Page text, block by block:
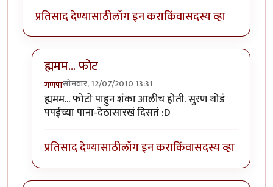
प्रतिसाद देण्यासाठीलॉग इन कराकिंवासदस्य व्हा
ह्ममम... फोट
गणपासोमवार, 12/07/2010 13:31
In reply toसहज हाbyजागु
ह्ममम... फोटो पाहुन शंका आलीच होती. सुरण थोडं
पपईच्या पाना-देठासारखं दिसतं :D
प्रतिसाद देण्यासाठीलॉग इन कराकिंवासदस्य व्हा